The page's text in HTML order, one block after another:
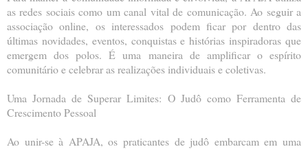
as redes sociais como um canal vital de comunicação. Ao seguir a
associação online, os interessados podem ficar por dentro das
últimas novidades, eventos, conquistas e histórias inspiradoras que
emergem dos polos. É uma maneira de amplificar o espírito
comunitário e celebrar as realizações individuais e coletivas.
Uma Jornada de Superar Limites: O Judô como Ferramenta de
Crescimento Pessoal
Ao unir-se à APAJA, os praticantes de judô embarcam em uma